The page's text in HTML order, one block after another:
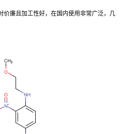
价廉且加工性好，在国内使用非常广泛，几